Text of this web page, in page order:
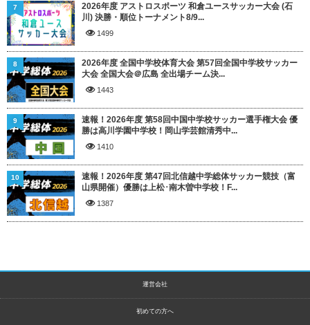
2026年度 アストロスポーツ 和倉ユースサッカー大会 (石
川) 決勝・順位トーナメント8/9...
1499
7
2026年度 全国中学校体育大会 第57回全国中学校サッカー
大会 全国大会＠広島 全出場チーム決...
1443
8
速報！2026年度 第58回中国中学校サッカー選手権大会 優
勝は高川学園中学校！岡山学芸館清秀中...
1410
9
速報！2026年度 第47回北信越中学総体サッカー競技（富
山県開催）優勝は上松･南木曽中学校！F...
1387
10
運営会社
初めての方へ